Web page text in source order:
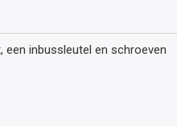
een inbussleutel en schroeven